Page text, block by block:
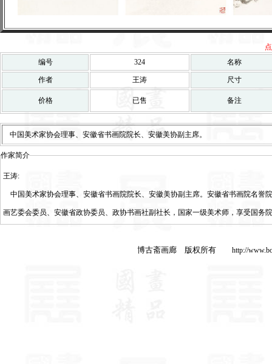
编号
324 名称
作者 王涛 尺寸
价格 已售 备注
中国美术家协会理事、安徽省书画院院长、安徽美协副主席。
作家简介
王涛:
中国美术家协会理事、安徽省书画院院长、安徽美协副主席。安徽省书画院名誉
画艺委会委员、安徽省政协委员、政协书画社副社长，国家一级美术师，享受国务
博古斋画廊 版权所有 http://